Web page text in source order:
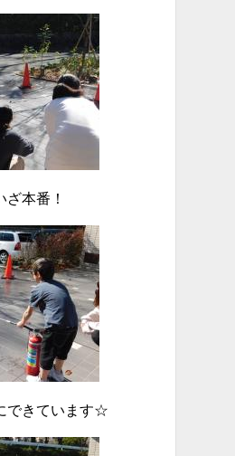
本番！
できています☆